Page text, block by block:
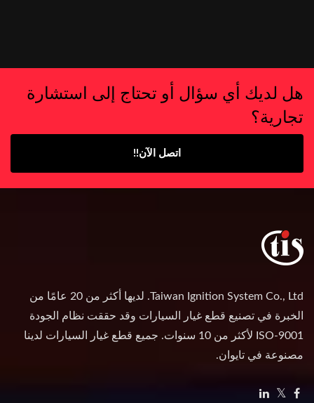
هل لديك أي سؤال أو تحتاج إلى استشارة
تجارية؟
اتصل الآن!!
Taiwan Ignition System Co., Ltd. لديها أكثر من 20 عامًا من
الخبرة في تصنيع قطع غيار السيارات وقد حققت نظام الجودة
ISO-9001 لأكثر من 10 سنوات. جميع قطع غيار السيارات لدينا
مصنوعة في تايوان.